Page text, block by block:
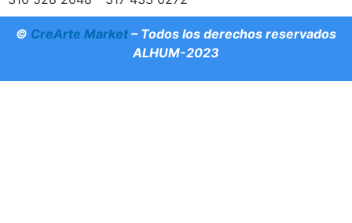
© CreArte Market – Todos los derechos reservados
ALHUM-2023